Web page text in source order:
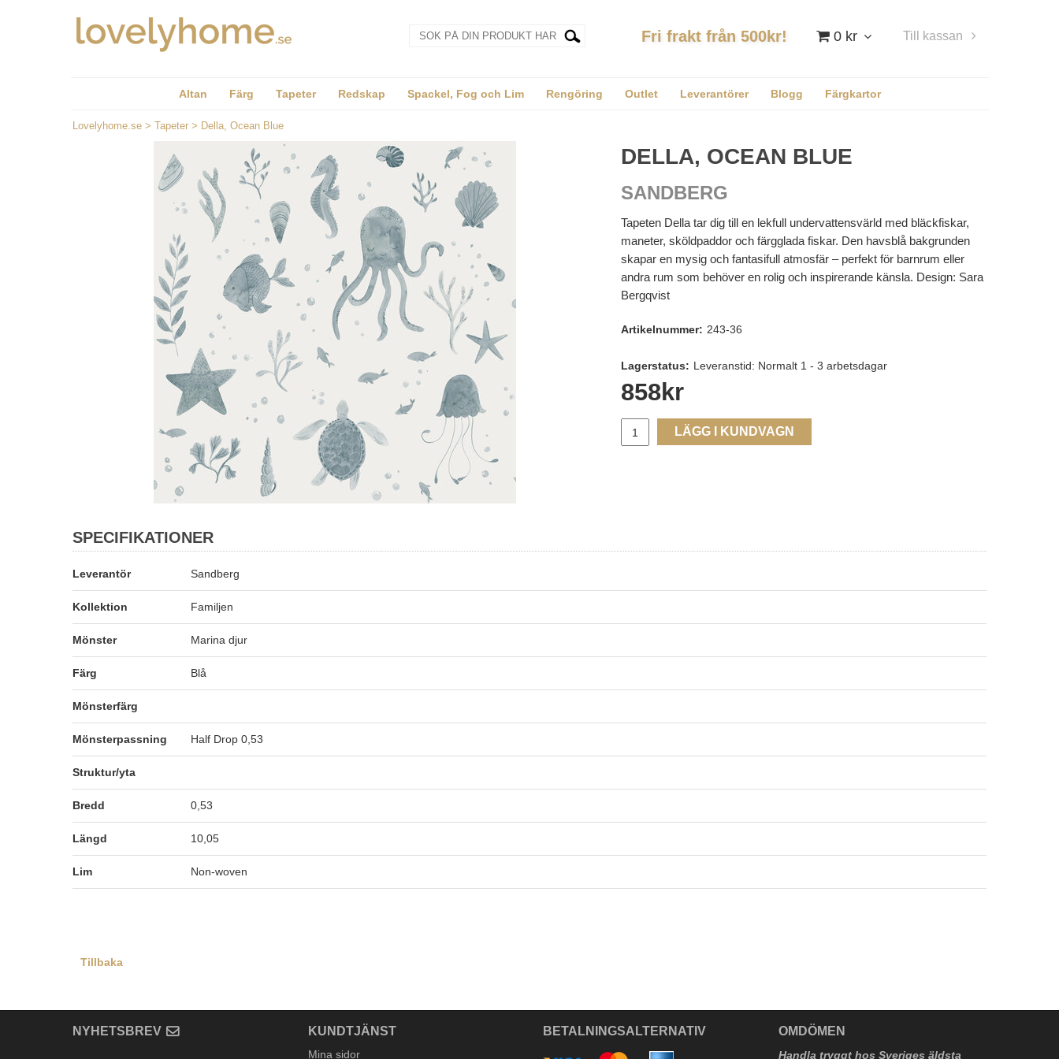
0 kr Till kassan
Fri frakt från 500kr!
Altan Färg Tapeter Redskap Spackel, Fog och Lim Rengöring Outlet Leverantörer Blogg Färgkartor
Lovelyhome.se > Tapeter > Della, Ocean Blue
DELLA, OCEAN BLUE
SANDBERG
Tapeten Della tar dig till en lekfull undervattensvärld med bläckfiskar,
maneter, sköldpaddor och färgglada fiskar. Den havsblå bakgrunden
skapar en mysig och fantasifull atmosfär – perfekt för barnrum eller
andra rum som behöver en rolig och inspirerande känsla. Design: Sara
Bergqvist
Artikelnummer: 243-36
Lagerstatus: Leveranstid: Normalt 1 - 3 arbetsdagar
858kr
LÄGG I KUNDVAGN
SPECIFIKATIONER
Leverantör Sandberg
Kollektion Familjen
Mönster Marina djur
Färg Blå
Mönsterfärg
Mönsterpassning Half Drop 0,53
Struktur/yta
Bredd 0,53
Längd 10,05
Lim Non-woven
Tillbaka
NYHETSBREV KUNDTJÄNST
Mina sidor
BETALNINGSALTERNATIV OMDÖMEN
Handla tryggt hos Sveriges äldsta